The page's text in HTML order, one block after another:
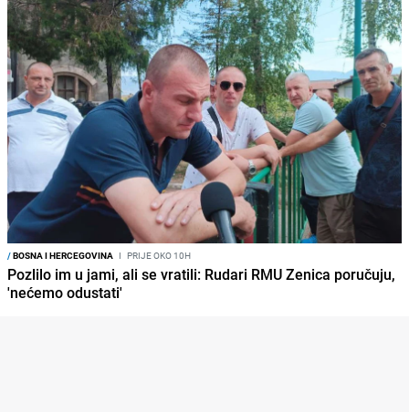
/BOSNA I HERCEGOVINA I PRIJE OKO 10H
Pozlilo im u jami, ali se vratili: Rudari RMU Zenica poručuju,
'nećemo odustati'